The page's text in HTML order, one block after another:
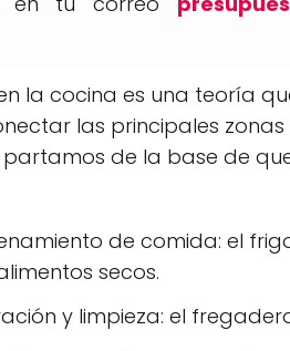
la cocina es una teoría
las principales
partamos de la base de
de comida: el
secos.
y limpieza: el